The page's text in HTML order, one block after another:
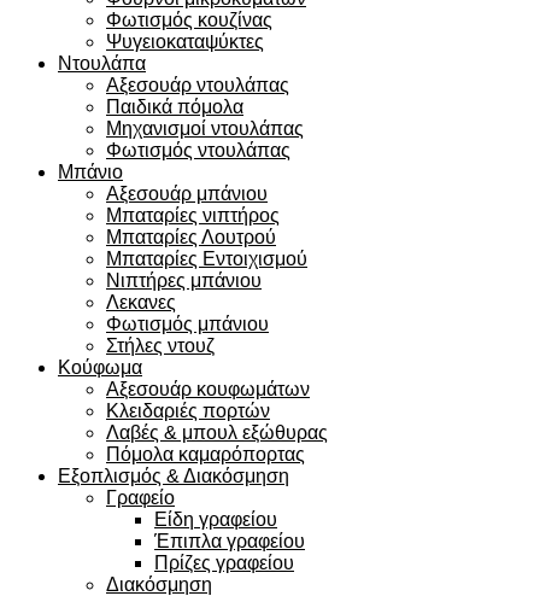
Φωτισμός κουζίνας
Ψυγειοκαταψύκτες
Ντουλάπα
Αξεσουάρ ντουλάπας
Παιδικά πόμολα
Μηχανισμοί ντουλάπας
Φωτισμός ντουλάπας
Μπάνιο
Αξεσουάρ μπάνιου
Μπαταρίες νιπτήρος
Μπαταρίες Λουτρού
Μπαταρίες Εντοιχισμού
Νιπτήρες μπάνιου
Λεκανες
Φωτισμός μπάνιου
Στήλες ντουζ
Κούφωμα
Αξεσουάρ κουφωμάτων
Κλειδαριές πορτών
Λαβές & μπουλ εξώθυρας
Πόμολα καμαρόπορτας
Εξοπλισμός & Διακόσμηση
Γραφείο
Είδη γραφείου
Έπιπλα γραφείου
Πρίζες γραφείου
Διακόσμηση